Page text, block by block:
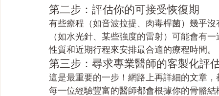
第二步：評估你的可接受恢復期
有些療程（如音波拉提、肉毒桿菌）幾乎
（如水光針、某些強度的雷射）可能會有
性質和近期行程來安排最合適的療程時間。
第三步：尋求專業醫師的客製化評
這是最重要的一步！網路上再詳細的文章
每一位經驗豐富的醫師都會根據你的骨骼